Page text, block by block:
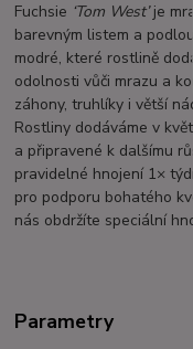
Fuchsie ‘Tom West’je
barevným listem a
modré, které rostlině
odolnosti vůči mrazu a
záhony, truhlíky i větší
Rostliny dodáváme v
a připravené k dalšímu
pravidelné hnojení 1×
pro podporu bohatého
nás obdržíte speciální
Parametry